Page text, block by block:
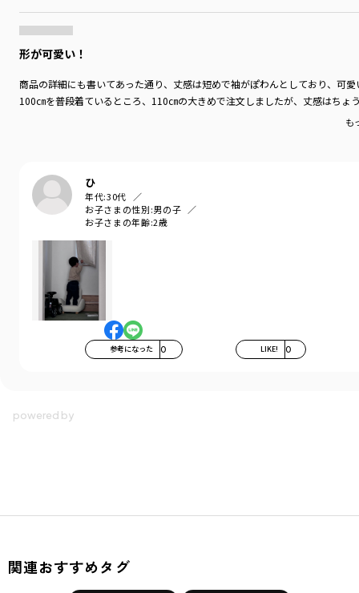
形が可愛い！
商品の詳細にも書いてあった通り、丈感は短めで袖がぽわんとしており、可
100㎝を普段着ているところ、110㎝の大きめで注文しましたが、丈感はち
も
ひ
年代:30代
お子さまの性別:男の子
お子さまの年齢:2歳
参考になった 0 LIKE! 0
関連おすすめタグ